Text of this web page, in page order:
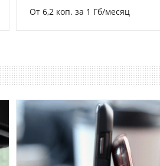
От 6,2 коп. за 1 Гб/месяц